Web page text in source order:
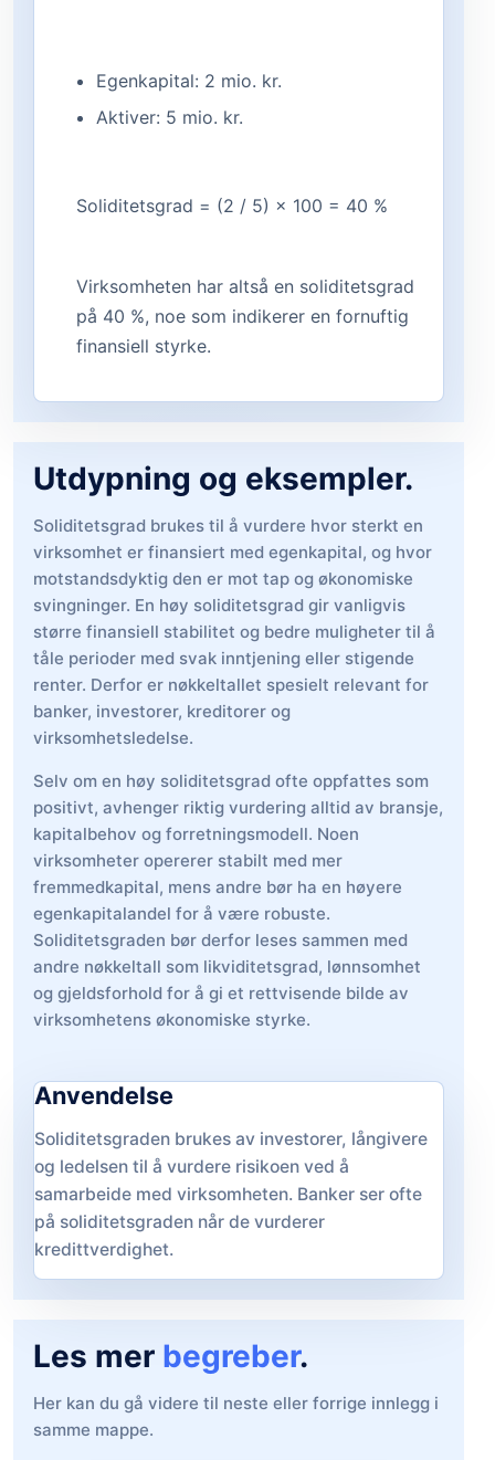
Egenkapital: 2 mio. kr.
Aktiver: 5 mio. kr.
Soliditetsgrad = (2 / 5) × 100 = 40 %
Virksomheten har altså en soliditetsgrad
på 40 %, noe som indikerer en fornuftig
finansiell styrke.
Utdypning og eksempler.
Soliditetsgrad brukes til å vurdere hvor sterkt en
virksomhet er finansiert med egenkapital, og hvor
motstandsdyktig den er mot tap og økonomiske
svingninger. En høy soliditetsgrad gir vanligvis
større finansiell stabilitet og bedre muligheter til å
tåle perioder med svak inntjening eller stigende
renter. Derfor er nøkkeltallet spesielt relevant for
banker, investorer, kreditorer og
virksomhetsledelse.
Selv om en høy soliditetsgrad ofte oppfattes som
positivt, avhenger riktig vurdering alltid av bransje,
kapitalbehov og forretningsmodell. Noen
virksomheter opererer stabilt med mer
fremmedkapital, mens andre bør ha en høyere
egenkapitalandel for å være robuste.
Soliditetsgraden bør derfor leses sammen med
andre nøkkeltall som likviditetsgrad, lønnsomhet
og gjeldsforhold for å gi et rettvisende bilde av
virksomhetens økonomiske styrke.
Anvendelse
Soliditetsgraden brukes av investorer, långivere
og ledelsen til å vurdere risikoen ved å
samarbeide med virksomheten. Banker ser ofte
på soliditetsgraden når de vurderer
kredittverdighet.
Les mer begreber.
Her kan du gå videre til neste eller forrige innlegg i
samme mappe.